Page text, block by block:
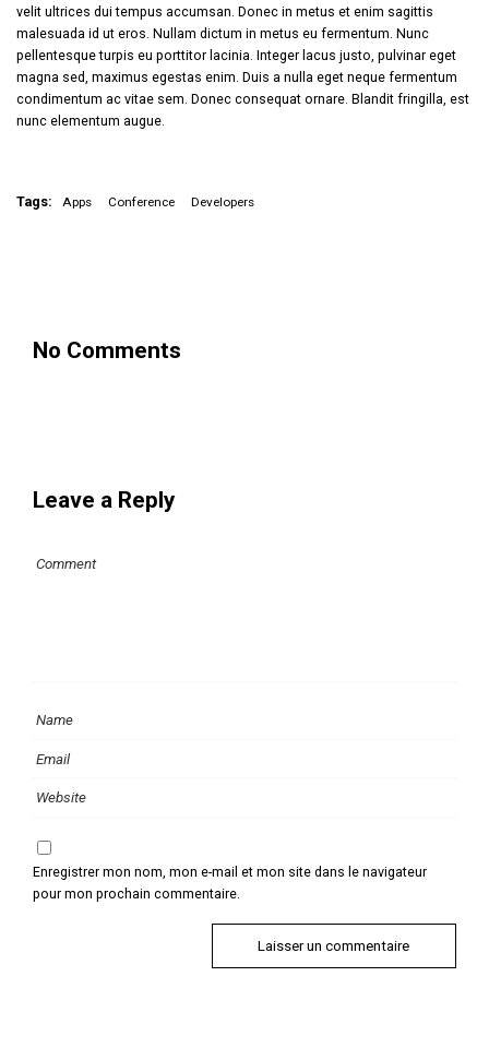
velit ultrices dui tempus accumsan. Donec in metus et enim sagittis
malesuada id ut eros. Nullam dictum in metus eu fermentum. Nunc
pellentesque turpis eu porttitor lacinia. Integer lacus justo, pulvinar eget
magna sed, maximus egestas enim. Duis a nulla eget neque fermentum
condimentum ac vitae sem. Donec consequat ornare. Blandit fringilla, est
nunc elementum augue.
Tags: Apps Conference Developers
No Comments
Leave a Reply
Enregistrer mon nom, mon e-mail et mon site dans le navigateur
pour mon prochain commentaire.